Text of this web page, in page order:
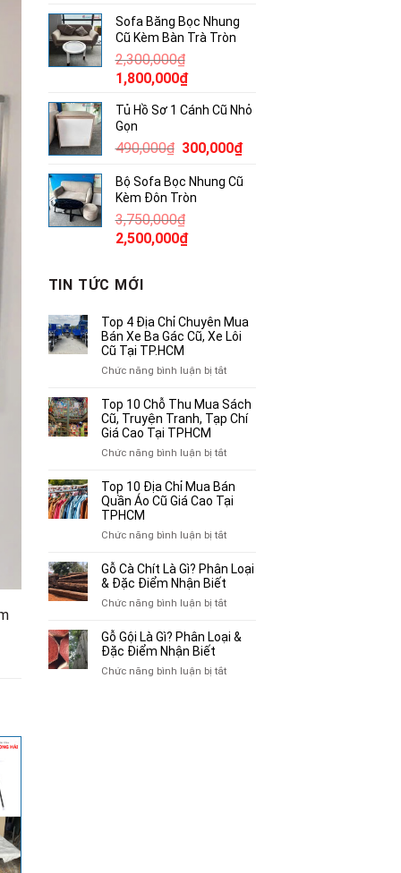
là:
1,860,000₫.
tại
là:
Sofa Băng Bọc Nhung
Cũ Kèm Bàn Trà Tròn
2,300,000₫
Giá
là:
2,300,000₫.
1,800,000₫Giá
tại
1,800,000₫.
Tủ Hồ Sơ 1 Cánh Cũ Nhỏ
Gọn
490,000₫ Giá
là:
490,000₫.
300,000₫Giá
tại
Bộ Sofa Bọc Nhung Cũ
Kèm Đôn Tròn
3,750,000₫
Giá
là:
3,750,000₫.
2,500,000₫Giá
2,500,000₫.
TIN TỨC MỚI
Top 4 Địa Chỉ Chuyên Mua
Bán Xe Ba Gác Cũ, Xe Lôi
Cũ Tại TP.HCM
Chức năng bình luận bị tắtở
4
Địa
Xe
Ba
Cũ,
Lôi
Cũ
Tại
Top 10 Chỗ Thu Mua Sách
Cũ, Truyện Tranh, Tạp Chí
Giá Cao Tại TPHCM
Chức năng bình luận bị tắtở
10
Chỗ
Truyện
Tranh,
Tạp
Giá
Tại
Top 10 Địa Chỉ Mua Bán
Quần Áo Cũ Giá Cao Tại
TPHCM
Chức năng bình luận bị tắtở
10
Địa
Mua
Quần
Cũ
Gỗ Cà Chít Là Gì? Phân Loại
& Đặc Điểm Nhận Biết
Chức năng bình luận bị tắtở
Cà
Gì?
Gỗ Gội Là Gì? Phân Loại &
Đặc Điểm Nhận Biết
Chức năng bình luận bị tắtở